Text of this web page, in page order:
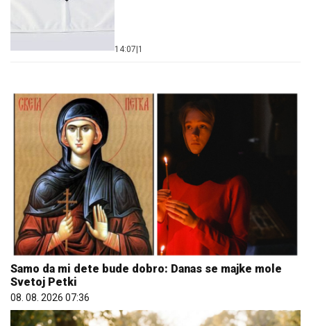
14:07 1
Samo da mi dete bude dobro: Danas se majke mole
Svetoj Petki
08. 08. 2026 07:36